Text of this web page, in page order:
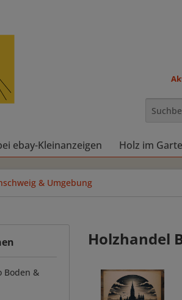
ebay-Kleinanzeigen Holz im
& Umgebung
Boden &
Holzhandel